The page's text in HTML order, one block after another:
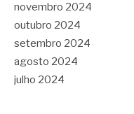
novembro 2024
outubro 2024
setembro 2024
agosto 2024
julho 2024